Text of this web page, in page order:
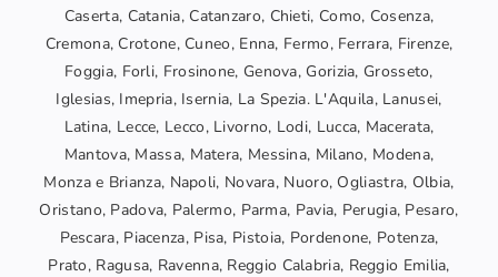
Caserta, Catania, Catanzaro, Chieti, Como, Cosenza,
Cremona, Crotone, Cuneo, Enna, Fermo, Ferrara, Firenze,
Foggia, Forli, Frosinone, Genova, Gorizia, Grosseto,
Iglesias, Imepria, Isernia, La Spezia. L'Aquila, Lanusei,
Latina, Lecce, Lecco, Livorno, Lodi, Lucca, Macerata,
Mantova, Massa, Matera, Messina, Milano, Modena,
Monza e Brianza, Napoli, Novara, Nuoro, Ogliastra, Olbia,
Oristano, Padova, Palermo, Parma, Pavia, Perugia, Pesaro,
Pescara, Piacenza, Pisa, Pistoia, Pordenone, Potenza,
Prato, Ragusa, Ravenna, Reggio Calabria, Reggio Emilia,